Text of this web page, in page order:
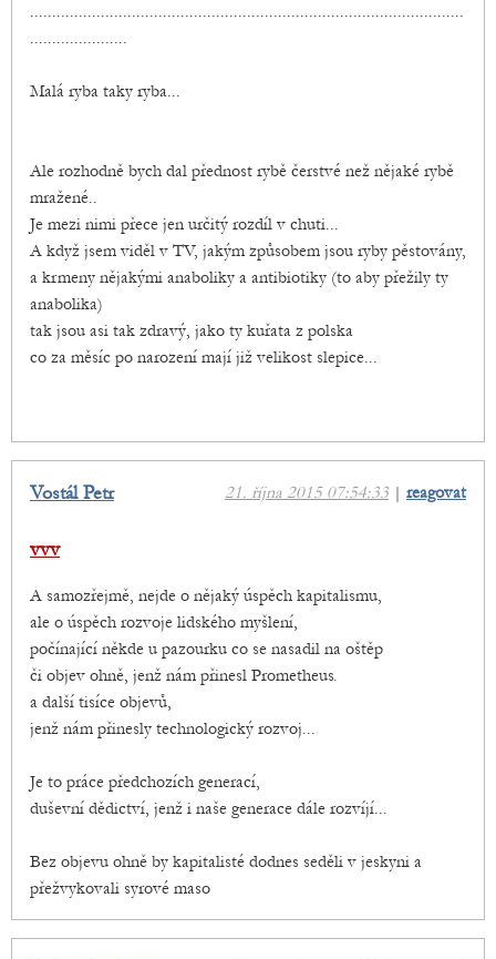
..................................................................................................
......................
Malá ryba taky ryba...
Ale rozhodně bych dal přednost rybě čerstvé než nějaké rybě
mražené..
Je mezi nimi přece jen určitý rozdíl v chuti...
A když jsem viděl v TV, jakým způsobem jsou ryby pěstovány,
a krmeny nějakými anaboliky a antibiotiky (to aby přežily ty
anabolika)
tak jsou asi tak zdravý, jako ty kuřata z polska
co za měsíc po narození mají již velikost slepice...
21. října 2015 07:54:33 | reagovat
Vostál Petr
vvv
A samozřejmě, nejde o nějaký úspěch kapitalismu,
ale o úspěch rozvoje lidského myšlení,
počínající někde u pazourku co se nasadil na oštěp
či objev ohně, jenž nám přinesl Prometheus.
a další tisíce objevů,
jenž nám přinesly technologický rozvoj...
Je to práce předchozích generací,
duševní dědictví, jenž i naše generace dále rozvíjí...
Bez objevu ohně by kapitalisté dodnes seděli v jeskyni a
přežvykovali syrové maso